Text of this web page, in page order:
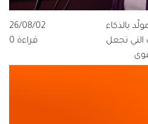
بالذكاء
التي تجعل
ولماذا
الذي
26/08/02
قراءة 0